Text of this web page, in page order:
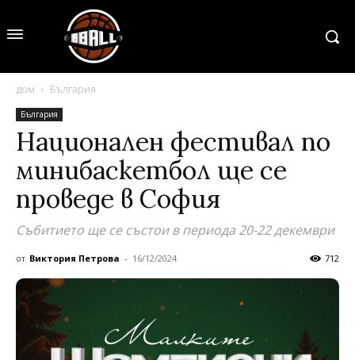
дом България
България
Национален фестивал по
минибаскетбол ще се
проведе в София
Събитието ще се състои в периода 20-22 декември
от Виктория Петрова - 16/12/2024 712